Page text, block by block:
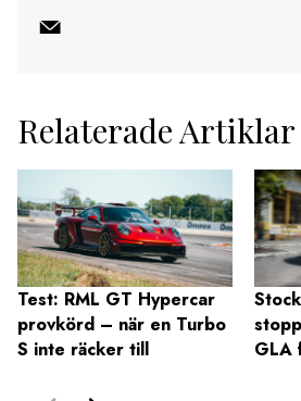
Relaterade Artiklar
Test: RML GT Hypercar
provkörd – när en Turbo
S inte räcker till
GLA